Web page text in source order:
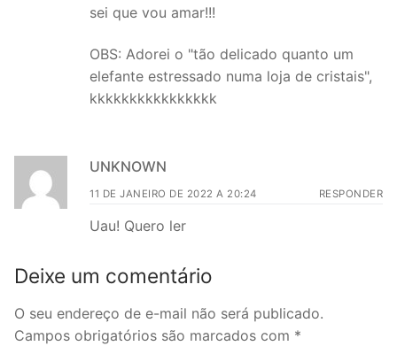
sei que vou amar!!!
OBS: Adorei o "tão delicado quanto um
elefante estressado numa loja de cristais",
kkkkkkkkkkkkkkkk
UNKNOWN
11 DE JANEIRO DE 2022 A 20:24 RESPONDER
Uau! Quero ler
Deixe um comentário
O seu endereço de e-mail não será publicado.
Campos obrigatórios são marcados com *